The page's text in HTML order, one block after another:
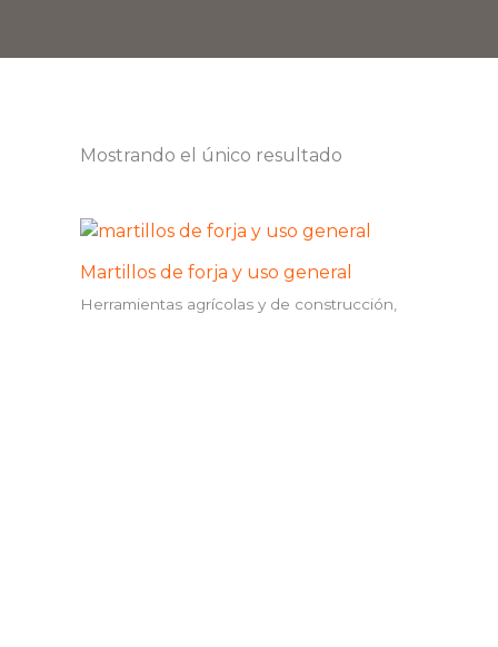
Mostrando el único resultado
Martillos de forja y uso general
Herramientas agrícolas y de construcción,